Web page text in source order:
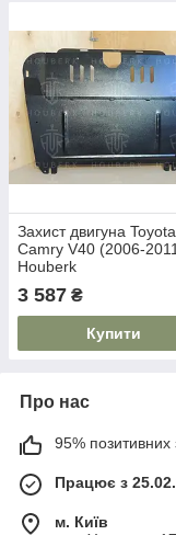
Захист двигуна Toyota
Camry V40 (2006-
Houberk
3 587 ₴
Купити
Про нас
95% позитивних
Працює з
м. Київ